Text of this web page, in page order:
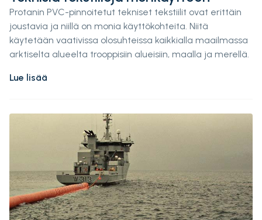
Protanin PVC-pinnoitetut tekniset tekstiilit ovat erittäin
joustavia ja niillä on monia käyttökohteita. Niitä
käytetään vaativissa olosuhteissa kaikkialla maailmassa
arktiselta alueelta trooppisiin alueisiin, maalla ja merellä.
Lue lisää